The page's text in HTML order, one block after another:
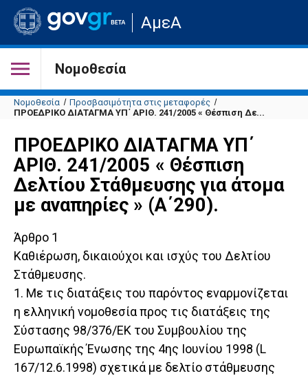
Μετάβαση
στην
σελίδα
του
ΑμεΑ
Νομοθεσία
Νομοθεσία
Προσβασιμότητα στις μεταφορές
ΠΡΟΕΔΡΙΚΟ ΔΙΑΤΑΓΜΑ ΥΠ΄ ΑΡΙΘ. 241/2005 « Θέσπιση Δε...
ΠΡΟΕΔΡΙΚΟ ΔΙΑΤΑΓΜΑ ΥΠ΄
ΑΡΙΘ. 241/2005 « Θέσπιση
Δελτίου Στάθμευσης για άτομα
με αναπηρίες » (Α΄290).
Άρθρο 1
Καθιέρωση, δικαιούχοι και ισχύς του Δελτίου
Στάθμευσης.
1. Με τις διατάξεις του παρόντος εναρμονίζεται
η ελληνική νομοθεσία προς τις διατάξεις της
Σύστασης 98/376/ΕΚ του Συμβουλίου της
Ευρωπαϊκής Ένωσης της 4ης Ιουνίου 1998 (L
167/12.6.1998) σχετικά με δελτίο στάθμευσης